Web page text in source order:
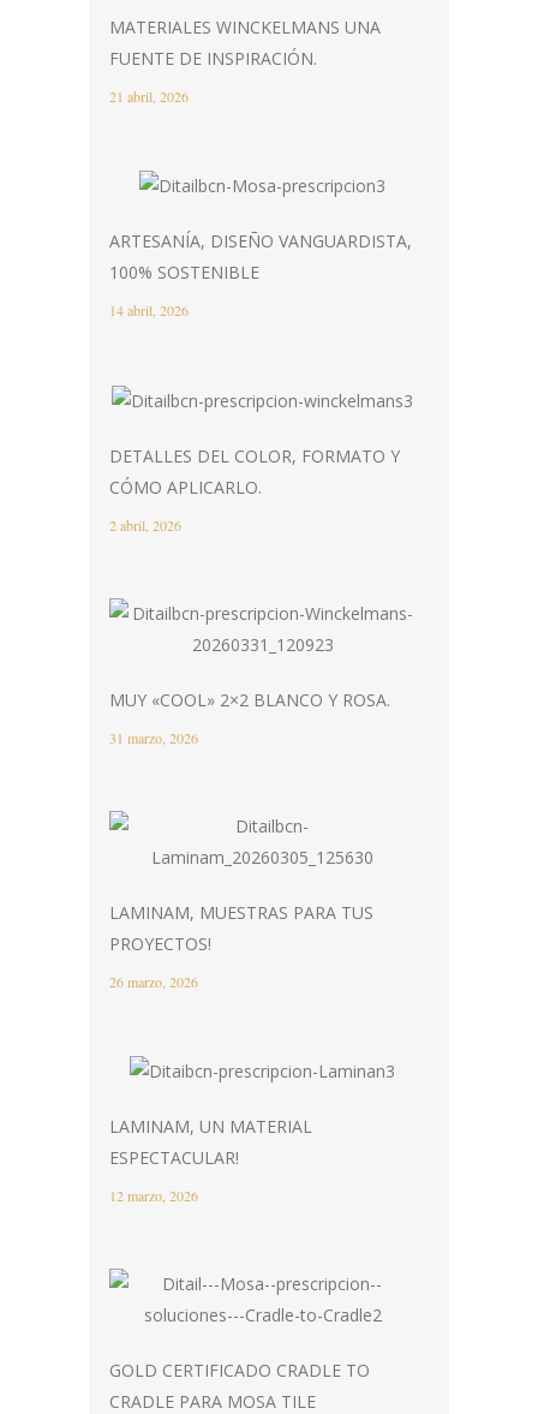
MATERIALES WINCKELMANS UNA
FUENTE DE INSPIRACIÓN.
21 abril, 2026
ARTESANÍA, DISEÑO VANGUARDISTA,
100% SOSTENIBLE
14 abril, 2026
DETALLES DEL COLOR, FORMATO Y
CÓMO APLICARLO.
2 abril, 2026
MUY «COOL» 2×2 BLANCO Y ROSA.
31 marzo, 2026
LAMINAM, MUESTRAS PARA TUS
PROYECTOS!
26 marzo, 2026
LAMINAM, UN MATERIAL
ESPECTACULAR!
12 marzo, 2026
GOLD CERTIFICADO CRADLE TO
CRADLE PARA MOSA TILE